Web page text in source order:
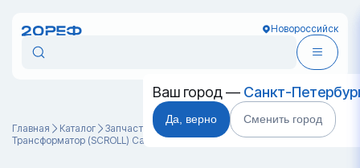
Новороссийск
Ваш город — Санкт-
Да, верно Сменить город
Главная Каталог
Запчасти для контейнеров
Трансформатор (SCROLL) Carrier 10-00439-01